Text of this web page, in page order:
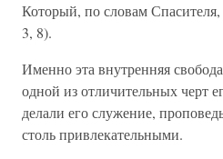
Который, по словам
3, 8).
Именно эта внутренняя
одной из отличительных черт
делали его служение,
столь привлекательными.